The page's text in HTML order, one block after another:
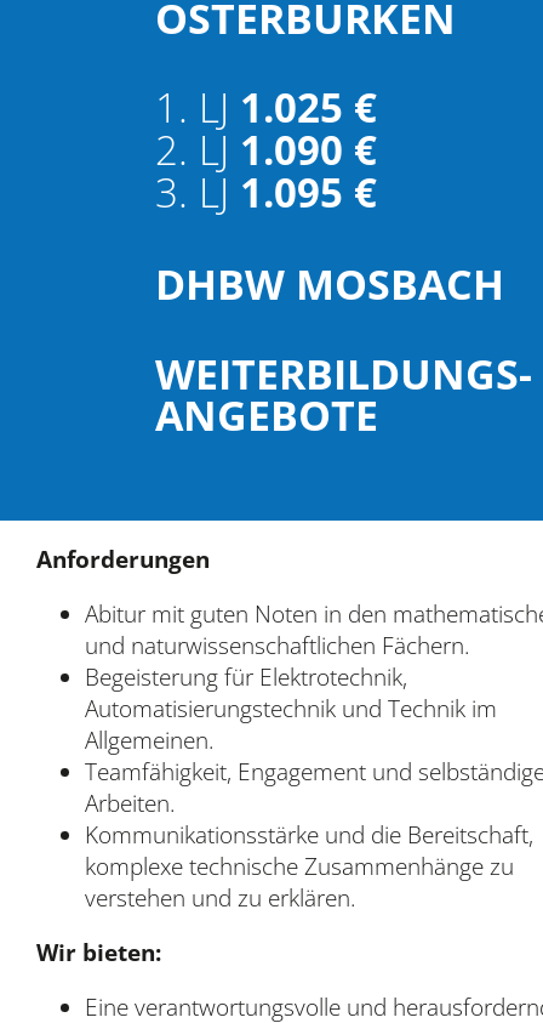
OSTERBURKEN
1. LJ 1.025 €
2. LJ 1.090 €
3. LJ 1.095 €
DHBW MOSBACH
WEITERBILDUNGS­
ANGEBOTE
Anforderungen
Abitur mit guten Noten in den
und naturwissenschaftlichen Fächern.
Begeisterung für Elektrotechnik,
Automatisierungstechnik und Technik im
Allgemeinen.
Teamfähigkeit, Engagement und
Arbeiten.
Kommunikationsstärke und die Bereitschaft,
komplexe technische Zusammenhänge zu
verstehen und zu erklären.
Wir bieten:
Eine verantwortungsvolle und